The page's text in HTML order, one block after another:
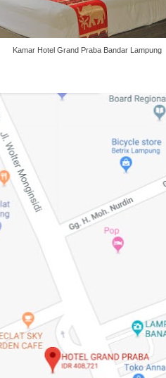
Kamar Hotel Grand Praba Bandar Lampung